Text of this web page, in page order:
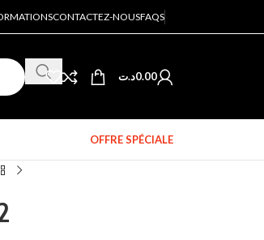
CONTACTEZ-NOUSFAQS
0.00د.ت
OFFRE SPÉCIALE